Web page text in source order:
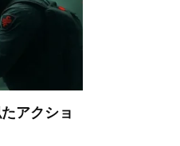
アクショ